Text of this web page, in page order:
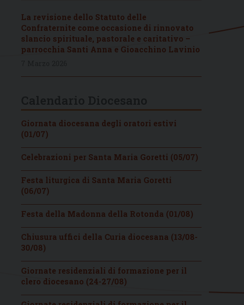
La revisione dello Statuto delle
Confraternite come occasione di rinnovato
slancio spirituale, pastorale e caritativo –
parrocchia Santi Anna e Gioacchino Lavinio
Giornata diocesana degli oratori estivi
(01/07)
Celebrazioni per Santa Maria Goretti (05/07)
Festa liturgica di Santa Maria Goretti
(06/07)
Festa della Madonna della Rotonda (01/08)
Chiusura uffici della Curia diocesana (13/08-
30/08)
Giornate residenziali di formazione per il
clero diocesano (24-27/08)